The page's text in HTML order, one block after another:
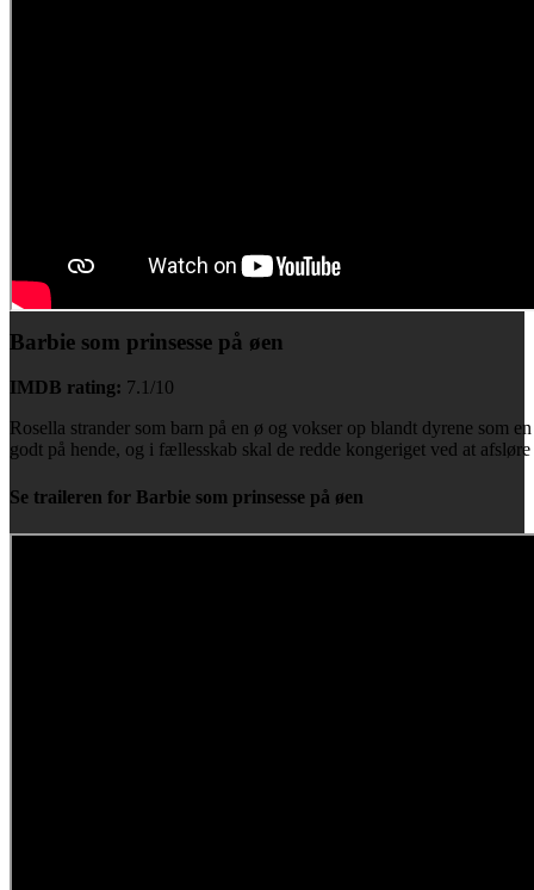
Barbie som prinsesse på øen
IMDB rating: 7.1/10
Rosella strander som barn på en ø og vokser op blandt dyrene som
godt på hende, og i fællesskab skal de redde kongeriget ved at
Se traileren for Barbie som prinsesse på øen